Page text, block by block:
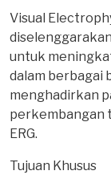
Visual
untuk
dalam berbagai
menghadirkan
perkembangan
ERG.
Tujuan Khusus